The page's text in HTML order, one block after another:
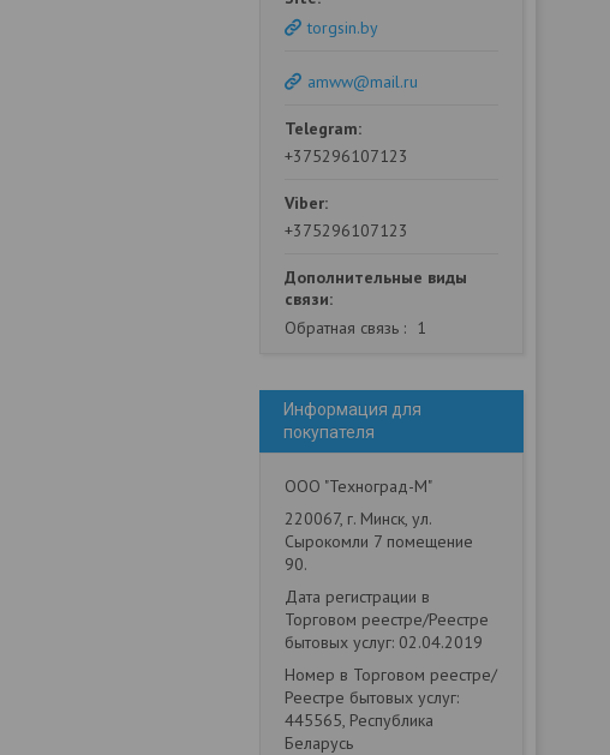
torgsin.by
amww@mail.ru
+375296107123
+375296107123
Обратная связь 1
Информация для
покупателя
ООО "Техноград-М"
220067, г. Минск, ул.
Сырокомли 7 помещение
90.
Дата регистрации в
Торговом реестре/Реестре
бытовых услуг: 02.04.2019
Номер в Торговом реестре/
Реестре бытовых услуг:
445565, Республика
Беларусь